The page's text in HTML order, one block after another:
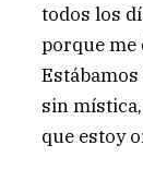
todos los
porque me
sin
que estoy